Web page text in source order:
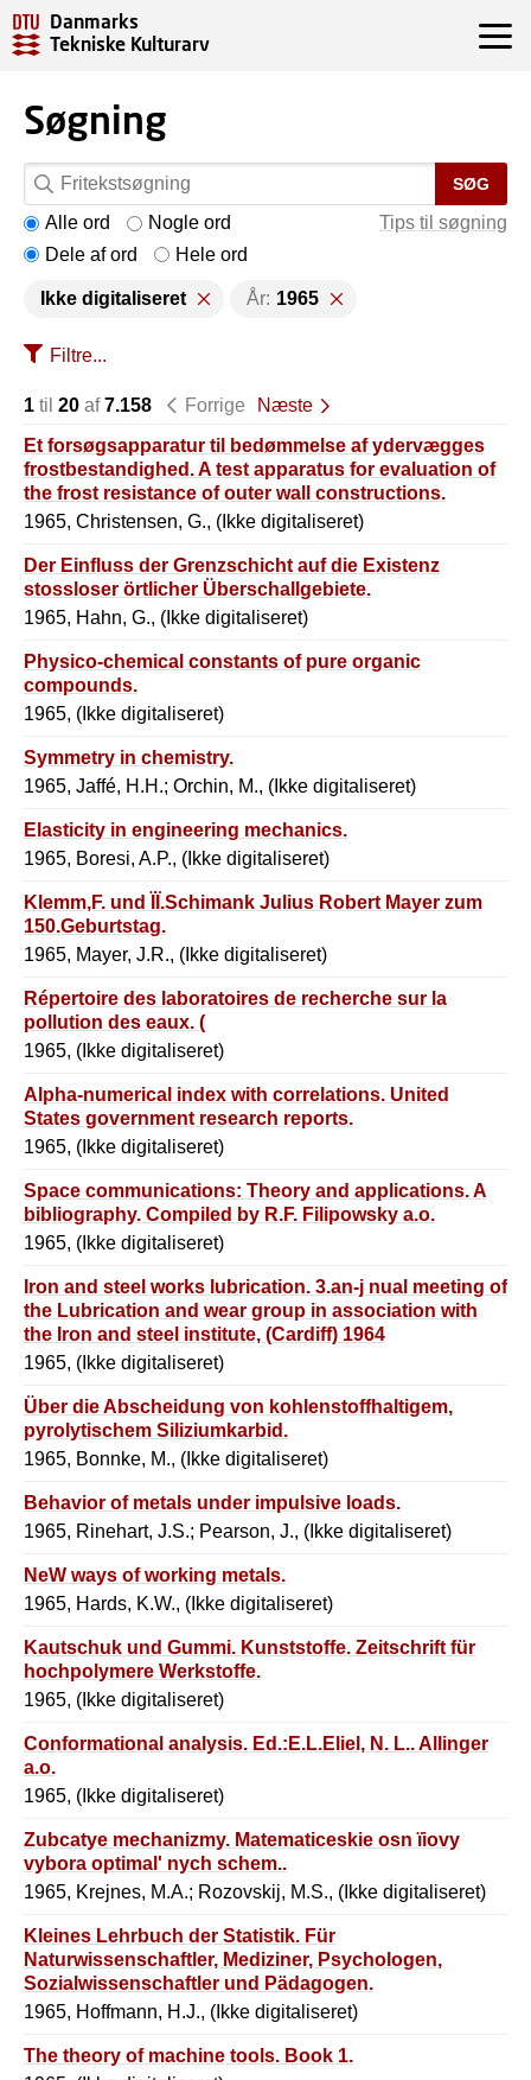
Danmarks
Tekniske Kulturarv
Søgning
SØG
Tips til søgning
Alle ord
Nogle ord
Dele af ord
Hele ord
Ikke digitaliseret År: 1965
Filtre...
1 til 20 af7.158 Forrige
Næste
Et forsøgsapparatur til bedømmelse af ydervægges
frostbestandighed. A test apparatus for evaluation of
the frost resistance of outer wall constructions.
1965, Christensen, G., (Ikke digitaliseret)
Der Einfluss der Grenzschicht auf die Existenz
stossloser örtlicher Überschallgebiete.
1965, Hahn, G., (Ikke digitaliseret)
Physico-chemical constants of pure organic
compounds.
1965, (Ikke digitaliseret)
Symmetry in chemistry.
1965, Jaffé, H.H.; Orchin, M., (Ikke digitaliseret)
Elasticity in engineering mechanics.
1965, Boresi, A.P., (Ikke digitaliseret)
Klemm,F. und ÏÏ.Schimank Julius Robert Mayer zum
150.Geburtstag.
1965, Mayer, J.R., (Ikke digitaliseret)
Répertoire des laboratoires de recherche sur la
pollution des eaux. (
1965, (Ikke digitaliseret)
Alpha-numerical index with correlations. United
States government research reports.
1965, (Ikke digitaliseret)
Space communications: Theory and applications. A
bibliography. Compiled by R.F. Filipowsky a.o.
1965, (Ikke digitaliseret)
Iron and steel works lubrication. 3.an-j nual meeting of
the Lubrication and wear group in association with
the Iron and steel institute, (Cardiff) 1964
1965, (Ikke digitaliseret)
Über die Abscheidung von kohlenstoffhaltigem,
pyrolytischem Siliziumkarbid.
1965, Bonnke, M., (Ikke digitaliseret)
Behavior of metals under impulsive loads.
1965, Rinehart, J.S.; Pearson, J., (Ikke digitaliseret)
NeW ways of working metals.
1965, Hards, K.W., (Ikke digitaliseret)
Kautschuk und Gummi. Kunststoffe. Zeitschrift für
hochpolymere Werkstoffe.
1965, (Ikke digitaliseret)
Conformational analysis. Ed.:E.L.Eliel, N. L.. Allinger
a.o.
1965, (Ikke digitaliseret)
Zubcatye mechanizmy. Matematiceskie osn ïiovy
vybora optimal' nych schem..
1965, Krejnes, M.A.; Rozovskij, M.S., (Ikke digitaliseret)
Kleines Lehrbuch der Statistik. Für
Naturwissenschaftler, Mediziner, Psychologen,
Sozialwissenschaftler und Pädagogen.
1965, Hoffmann, H.J., (Ikke digitaliseret)
The theory of machine tools. Book 1.